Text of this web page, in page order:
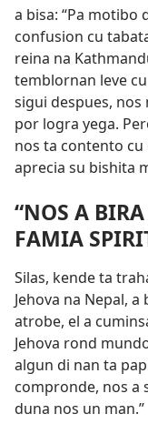
a bisa: “Pa motibo
confusion cu
reina na
temblornan leve
sigui despues, nos
por logra yega.
nos ta contento cu
aprecia su bishita
“NOS A
FAMIA
Silas, kende ta
Jehova na Nepal,
atrobe, el a
Jehova rond
algun di nan ta
compronde, nos a
duna nos un man.”